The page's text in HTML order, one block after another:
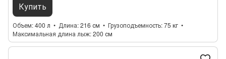
Купить
Объем 400 л Длина 216 см Грузоподъемность 75 кг
Максимальная длина лыж 200 см